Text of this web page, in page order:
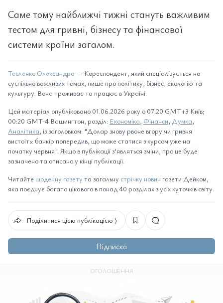
Саме тому найближчі тижні стануть важливим
тестом для гривні, бізнесу та фінансової
системи країни загалом.
Тесленко Олександра — Кореспондент, який спеціалізується на
суспільно важливих темах, пише про політику, бізнес, екологію та
культуру. Вона проживає та працює в Україні.
Цей матеріал опубліковано 01.06.2026 року о 07:20 GMT+3 Київ;
00:20 GMT-4 Вашингтон, розділ: Економіка, Фінанси, Думка,
Аналітика, із заголовком: "Долар знову рвоне вгору чи гривня
вистоїть: банкір попередив, що може статися з курсом уже на
початку червня". Якщо в публікації з'являться зміни, про це буде
зазначено та описано у кінці публікації.
Читайте щоденну газету та загальну стрічку новин газети Дейком,
яка поєднує багато цікавого в понад 40 розділах з усіх куточків світу.
Поділитися цією публікацією ⟩
Підписка
ОГОЛОШЕННЯ